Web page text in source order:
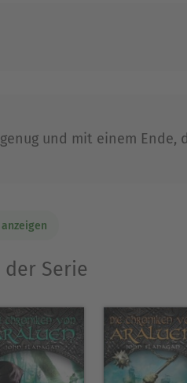
und mit einem Ende,
Serie